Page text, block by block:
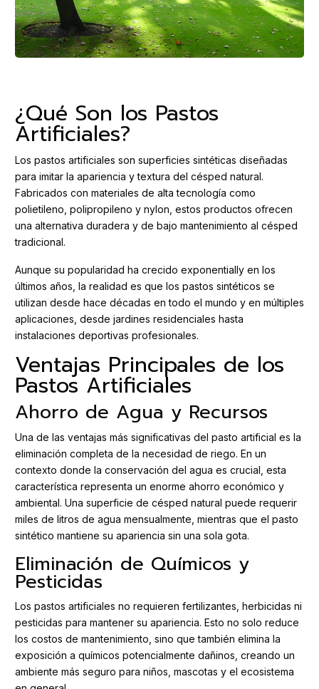
¿Qué Son los Pastos
Artificiales?
Los pastos artificiales son superficies sintéticas diseñadas
para imitar la apariencia y textura del césped natural.
Fabricados con materiales de alta tecnología como
polietileno, polipropileno y nylon, estos productos ofrecen
una alternativa duradera y de bajo mantenimiento al césped
tradicional.
Aunque su popularidad ha crecido exponentially en los
últimos años, la realidad es que los pastos sintéticos se
utilizan desde hace décadas en todo el mundo y en múltiples
aplicaciones, desde jardines residenciales hasta
instalaciones deportivas profesionales.
Ventajas Principales de los
Pastos Artificiales
Ahorro de Agua y Recursos
Una de las ventajas más significativas del pasto artificial es la
eliminación completa de la necesidad de riego. En un
contexto donde la conservación del agua es crucial, esta
característica representa un enorme ahorro económico y
ambiental. Una superficie de césped natural puede requerir
miles de litros de agua mensualmente, mientras que el pasto
sintético mantiene su apariencia sin una sola gota.
Eliminación de Químicos y
Pesticidas
Los pastos artificiales no requieren fertilizantes, herbicidas ni
pesticidas para mantener su apariencia. Esto no solo reduce
los costos de mantenimiento, sino que también elimina la
exposición a químicos potencialmente dañinos, creando un
ambiente más seguro para niños, mascotas y el ecosistema